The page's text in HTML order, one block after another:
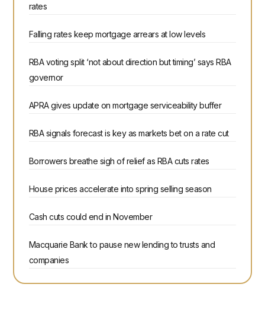
rates
Falling rates keep mortgage arrears at low levels
RBA voting split ‘not about direction but timing’ says RBA
governor
APRA gives update on mortgage serviceability buffer
RBA signals forecast is key as markets bet on a rate cut
Borrowers breathe sigh of relief as RBA cuts rates
House prices accelerate into spring selling season
Cash cuts could end in November
Macquarie Bank to pause new lending to trusts and
companies